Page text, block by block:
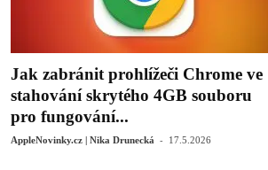
Jak zabránit prohlížeči Chrome ve
stahování skrytého 4GB souboru
pro fungování...
AppleNovinky.cz | Nika Drunecká - 17.5.2026